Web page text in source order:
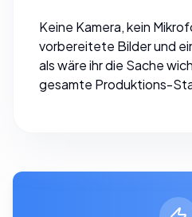
Keine Kamera, kein
vorbereitete Bilder und
als wäre ihr die Sache
gesamte Produktions-